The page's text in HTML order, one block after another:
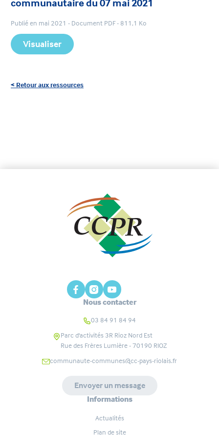
communautaire du 07 mai 2021
Publié en mai 2021 - Document PDF - 811,1 Ko
Visualiser
< Retour aux ressources
Nous contacter
03 84 91 84 94
Parc d'activités 3R Rioz Nord Est
Rue des Frères Lumière - 70190 RIOZ
communaute-communes@cc-pays-riolais.fr
Envoyer un message
Informations
Actualités
Plan de site